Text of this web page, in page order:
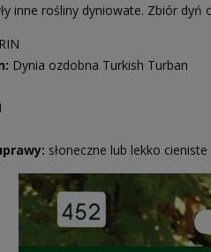
inne rośliny dyniowate. Zbiór
Dynia ozdobna Turkish Turban
słoneczne lub lekko cieniste